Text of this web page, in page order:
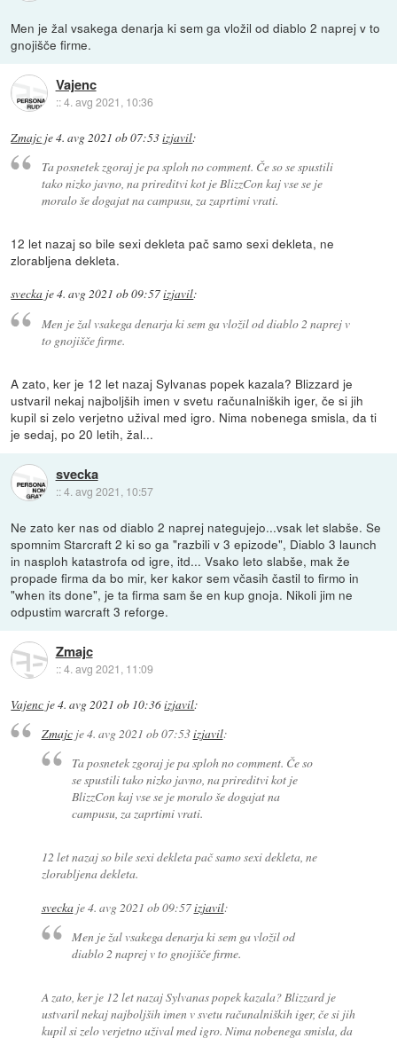
Men je žal vsakega denarja ki sem ga vložil od diablo 2 naprej v to
gnojišče firme.
Vajenc
::4. avg 2021, 10:36
Zmajc je4. avg 2021 ob 07:53izjavil:
Ta posnetek zgoraj je pa sploh no comment. Če so se spustili
tako nizko javno, na prireditvi kot je BlizzCon kaj vse se je
moralo še dogajat na campusu, za zaprtimi vrati.
12 let nazaj so bile sexi dekleta pač samo sexi dekleta, ne
zlorabljena dekleta.
svecka je4. avg 2021 ob 09:57izjavil:
Men je žal vsakega denarja ki sem ga vložil od diablo 2 naprej v
to gnojišče firme.
A zato, ker je 12 let nazaj Sylvanas popek kazala? Blizzard je
ustvaril nekaj najboljših imen v svetu računalniških iger, če si jih
kupil si zelo verjetno užival med igro. Nima nobenega smisla, da ti
je sedaj, po 20 letih, žal...
svecka
::4. avg 2021, 10:57
Ne zato ker nas od diablo 2 naprej nategujejo...vsak let slabše. Se
spomnim Starcraft 2 ki so ga "razbili v 3 epizode", Diablo 3 launch
in nasploh katastrofa od igre, itd... Vsako leto slabše, mak že
propade firma da bo mir, ker kakor sem včasih častil to firmo in
"when its done", je ta firma sam še en kup gnoja. Nikoli jim ne
odpustim warcraft 3 reforge.
Zmajc
::4. avg 2021, 11:09
Vajenc je4. avg 2021 ob 10:36izjavil:
Zmajcje4. avg 2021 ob 07:53izjavil:
Ta posnetek zgoraj je pa sploh no comment. Če so
se spustili tako nizko javno, na prireditvi kot je
BlizzCon kaj vse se je moralo še dogajat na
campusu, za zaprtimi vrati.
12 let nazaj so bile sexi dekleta pač samo sexi dekleta, ne
zlorabljena dekleta.
sveckaje4. avg 2021 ob 09:57izjavil:
Men je žal vsakega denarja ki sem ga vložil od
diablo 2 naprej v to gnojišče firme.
A zato, ker je 12 let nazaj Sylvanas popek kazala? Blizzard je
ustvaril nekaj najboljših imen v svetu računalniških iger, če si jih
kupil si zelo verjetno užival med igro. Nima nobenega smisla, da